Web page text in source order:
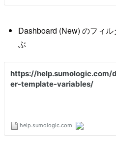
Dashboard (New) のフィ
ぶ